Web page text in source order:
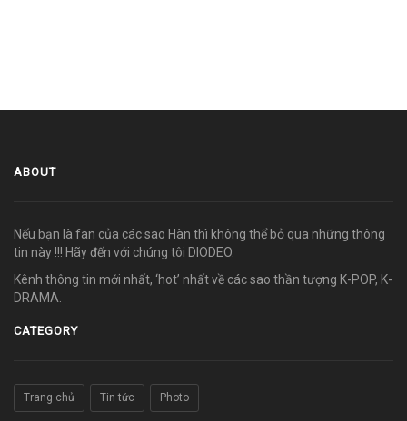
ABOUT
Nếu bạn là fan của các sao Hàn thì không thể bỏ qua những thông
tin này !!! Hãy đến với chúng tôi DIODEO.
Kênh thông tin mới nhất, ‘hot’ nhất về các sao thần tượng K-POP, K-
DRAMA.
CATEGORY
Trang chủ Tin tức Photo